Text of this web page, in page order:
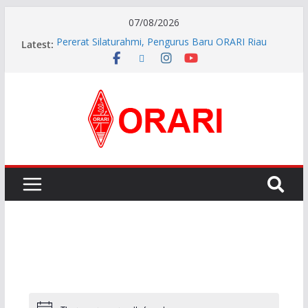
07/08/2026
Latest: Pererat Silaturahmi, Pengurus Baru ORARI Riau
Audiensi dan Siap Bersinergi dengan Diskominfotik
Preparatory Group for WRC-27 )
Aftiyedi Dalimunthe (YC5NNF) Resmi Pimpin ORARI
Lokal Bengkalis 2026–2029, Dikukuhkan Langsung
Ketua Orari Daerah Riau
Riau Beserta Jajaran Hadiri Muslok III Bengkalis